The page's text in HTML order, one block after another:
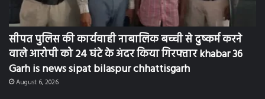
सीपत पुलिस की कार्यवाही नाबालिक बच्ची से दुष्कर्म करने
वाले आरोपी को 24 घंटे के अंदर किया गिरफ्तार khabar 36
Garh is news sipat bilaspur chhattisgarh
August 6, 2026